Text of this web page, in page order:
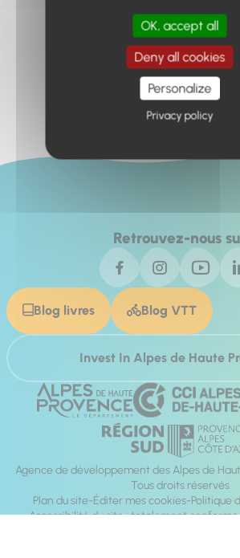
Retour à l'accueil
Retrouvez-nous
Blog livres Blog VTT
Invest In Alpes de Haute
Agence de développement des Alpes de
Tous droits réservés
Plan du site Éditer mes cookies Politique
Accessibilité du site : totalement conforme
OK, accept all
Deny all cookies
Personalize
Privacy policy